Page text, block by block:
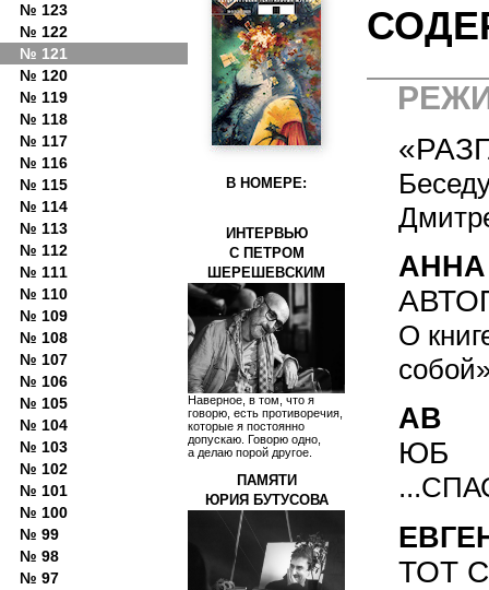
В НОМЕРЕ:
ИНТЕРВЬЮ
С ПЕТРОМ
ШЕРЕШЕВСКИМ
Наверное, в том, что я
говорю, есть противоречия,
которые я постоянно
допускаю. Говорю одно,
а делаю порой другое.
ПАМЯТИ
ЮРИЯ БУТУСОВА
О
АВ
ЮБ
ТОТ
№ 123
№ 122
№ 121
№ 120
№ 119
№ 118
№ 117
№ 116
№ 115
№ 114
№ 113
№ 112
№ 111
№ 110
№ 109
№ 108
№ 107
№ 106
№ 105
№ 104
№ 103
№ 102
№ 101
№ 100
№ 99
№ 98
№ 97